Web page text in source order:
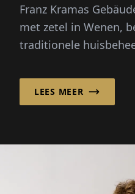
Franz Kramas
met zetel in Wenen,
traditionele
LEES MEER